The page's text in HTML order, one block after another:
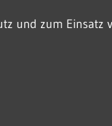
und zum Einsatz